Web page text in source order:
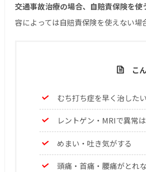
交通事故治療の場合、自賠責保険を使
容によっては自賠責保険を使えない場
こ
むち打ち症を早く治したい
レントゲン・MRIで異常
めまい・吐き気がする
頭痛・首痛・腰痛がとれ